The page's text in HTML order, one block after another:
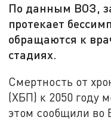
По данным ВОЗ,
протекает
обращаются к
стадиях.
Смертность от
(ХБП) к 2050 году
этом сообщили во